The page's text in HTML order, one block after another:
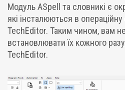
Модуль ASpell та словникі є
які інсталюються в
TechEditor. Таким чином, вам
встановлювати їх кожного
TechEditor.